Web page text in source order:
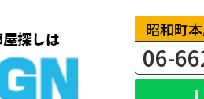
昭和町
06-